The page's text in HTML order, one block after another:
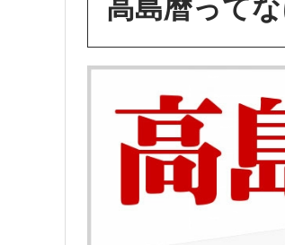
高島暦って